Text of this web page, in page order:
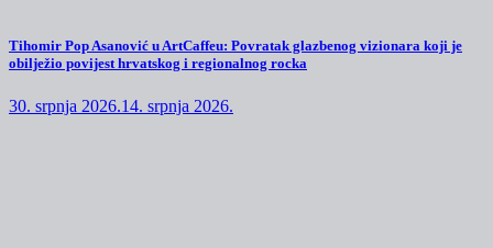
Tihomir Pop Asanović u ArtCaffeu: Povratak glazbenog vizionara koji je
obilježio povijest hrvatskog i regionalnog rocka
30. srpnja 2026.14. srpnja 2026.